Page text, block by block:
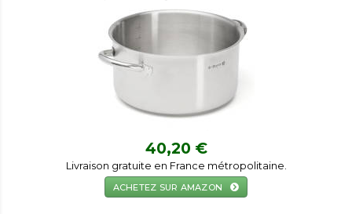
40,20 €
Livraison gratuite en France métropolitaine.
ACHETEZ SUR AMAZON